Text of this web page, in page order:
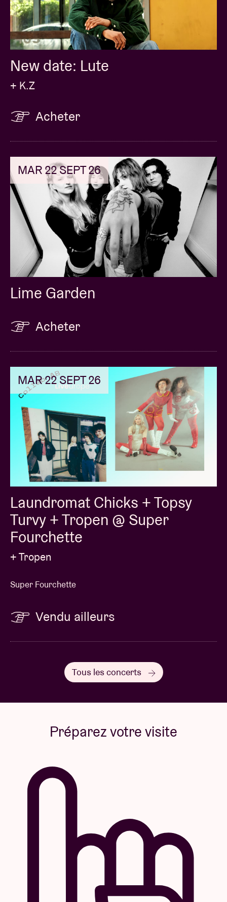
New date: Lute
+ K.Z
Acheter
MAR 22 SEPT 26
Lime Garden
Acheter
MAR 22 SEPT 26
Laundromat Chicks + Topsy
Turvy + Tropen @ Super
Fourchette
+ Tropen
Super Fourchette
Vendu ailleurs
Tous les concerts
Préparez votre visite